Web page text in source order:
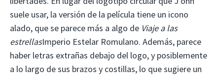
suele usar, la versión de la película tiene un icono
alado, que se parece más a algo de Viaje a las
estrellasImperio Estelar Romulano. Además, parece
haber letras extrañas debajo del logo, y posiblemente
a lo largo de sus brazos y costillas, lo que sugiere un